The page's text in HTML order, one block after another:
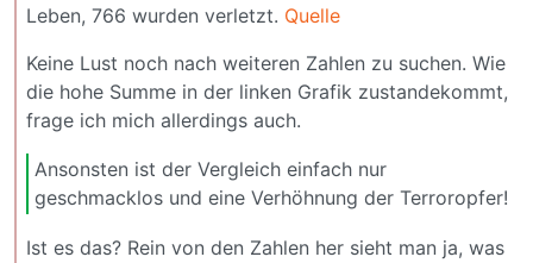
Leben, 766 wurden verletzt. Quelle
Keine Lust noch nach weiteren Zahlen zu suchen. Wie
die hohe Summe in der linken Grafik zustandekommt,
frage ich mich allerdings auch.
Ansonsten ist der Vergleich einfach nur
geschmacklos und eine Verhöhnung der Terroropfer!
Ist es das? Rein von den Zahlen her sieht man ja, was